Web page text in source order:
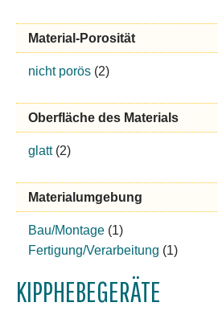
Material-Porosität
nicht porös (2)
Oberfläche des Materials
glatt(2)
Materialumgebung
Bau/Montage (1)
Fertigung/Verarbeitung (1)
KIPPHEBEGERÄTE